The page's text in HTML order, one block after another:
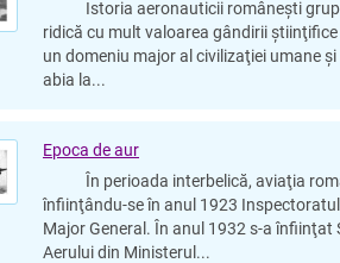
Istoria aeronauticii româneşti
ridică cu mult valoarea gândirii
un domeniu major al civilizaţiei umane
abia la...
Epoca de aur
În perioada interbelică, aviaţia
înfiinţându-se în anul 1923
Major General. În anul 1932 s-a înfiinţat
Aerului din Ministerul...